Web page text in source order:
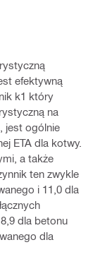
efektywną
k1 który
na
jest ogólnie
ETA dla kotwy.
a także
ten zwykle
i 11,0 dla
dla betonu
dla